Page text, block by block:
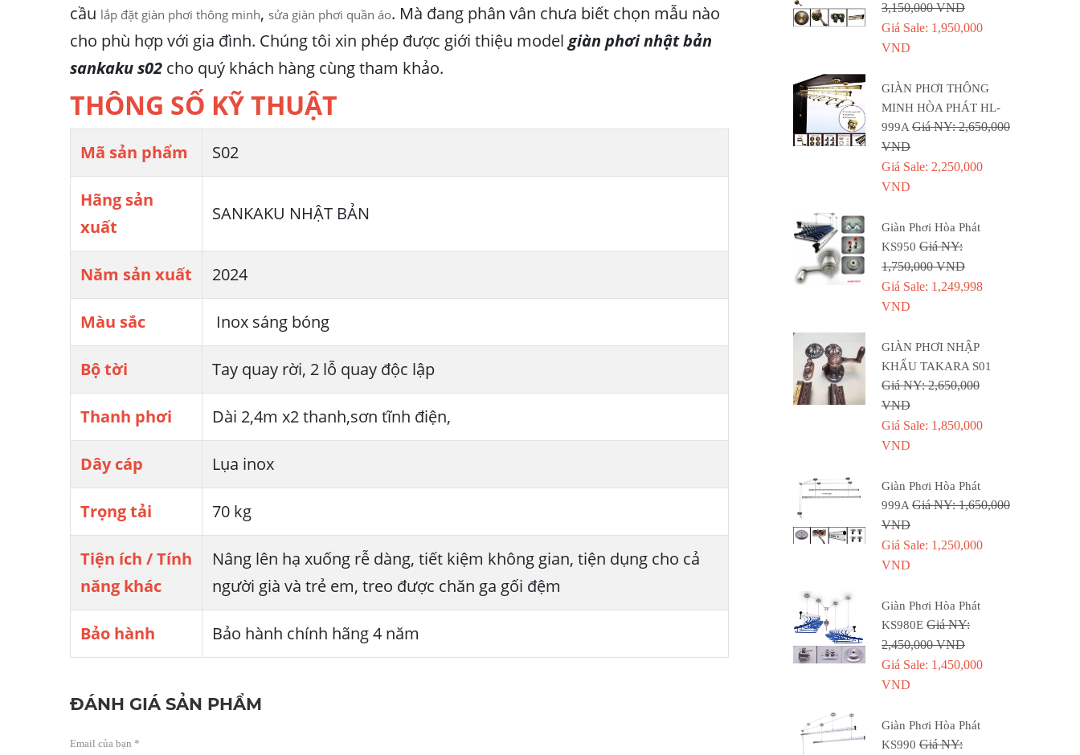
cầu lắp đặt giàn phơi thông minh, sửa giàn phơi quần áo. Mà đang phân vân chưa biết chọn mẫu nào
cho phù hợp với gia đình. Chúng tôi xin phép được giới thiệu model giàn phơi nhật bản
sankaku s02 cho quý khách hàng cùng tham khảo.
THÔNG SỐ KỸ THUẬT
Mã sản phẩm S02
Hãng sản
xuất
SANKAKU NHẬT BẢN
Năm sản xuất 2024
Màu sắc Inox sáng bóng
Bộ tời Tay quay rời, 2 lỗ quay độc lập
Thanh phơi Dài 2,4m x2 thanh,sơn tĩnh điện,
Dây cáp Lụa inox
Trọng tải 70 kg
Tiện ích / Tính
năng khác
Nâng lên hạ xuống rễ dàng, tiết kiệm không gian, tiện dụng cho cả
người già và trẻ em, treo được chăn ga gối đệm
Bảo hành Bảo hành chính hãng 4 năm
ĐÁNH GIÁ SẢN PHẨM
Email của bạn *
3,150,000 VND
Giá Sale: 1,950,000
VND
GIÀN PHƠI THÔNG
MINH HÒA PHÁT HL-
999A Giá NY: 2,650,000
VND
Giá Sale: 2,250,000
VND
Giàn Phơi Hòa Phát
KS950 Giá NY:
1,750,000 VND
Giá Sale: 1,249,998
VND
GIÀN PHƠI NHẬP
KHẨU TAKARA S01
Giá NY: 2,650,000
VND
Giá Sale: 1,850,000
VND
Giàn Phơi Hòa Phát
999A Giá NY: 1,650,000
VND
Giá Sale: 1,250,000
VND
Giàn Phơi Hòa Phát
KS980E Giá NY:
2,450,000 VND
Giá Sale: 1,450,000
VND
Giàn Phơi Hòa Phát
KS990 Giá NY: